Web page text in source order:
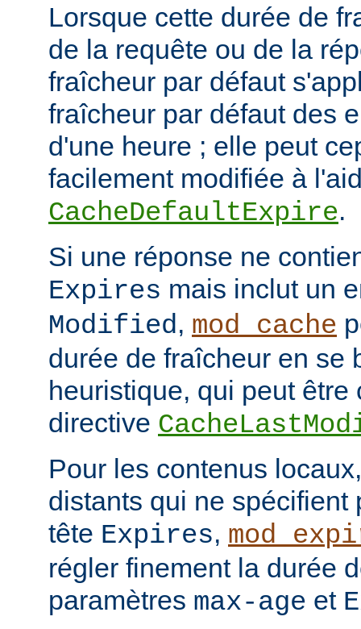
Lorsque cette durée de
de la requête ou de la
fraîcheur par défaut
fraîcheur par défaut des
d'une heure ; elle peut
facilement modifiée à
CacheDefaultExpire.
Si une réponse ne
Expires mais inclut un
Modified, mod_cache
durée de fraîcheur en se
heuristique, qui peut être
directive
Pour les contenus
distants qui ne spécifient
tête Expires,
régler finement la durée
paramètres max-age et